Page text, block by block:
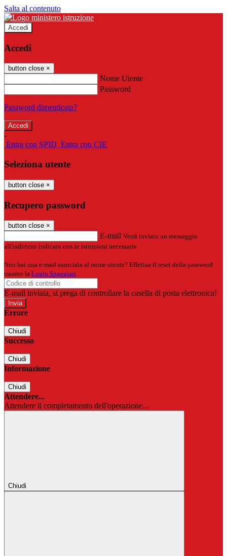
Salta al contenuto
Accedi
Accedi
button close ×
Nome Utente
Password
Password dimenticata?
-
Entra con SPID Entra con CIE
Seleziona utente
button close ×
Recupero password
button close ×
E-mail Verrà inviato un messaggio
all'indirizzo indicato con le istruzioni necessarie.
Non hai una e-mail associata al nome utente? Effettua il reset della password
tramite la Login Spaggiari
E-mail inviata, si prega di controllare la casella di posta elettronica!
Errore
Chiudi
Successo
Chiudi
Informazione
Chiudi
Attendere...
Attendere il completamento dell'operazione...
Chiudi